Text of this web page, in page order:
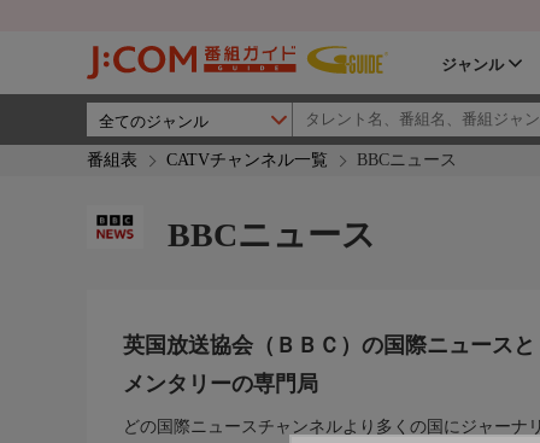
ジャンル
番組表 CATVチャンネル一覧 BBCニュース
BBCニュース
英国放送協会（ＢＢＣ）の国際ニュースと
メンタリーの専門局
どの国際ニュースチャンネルより多くの国にジャーナ